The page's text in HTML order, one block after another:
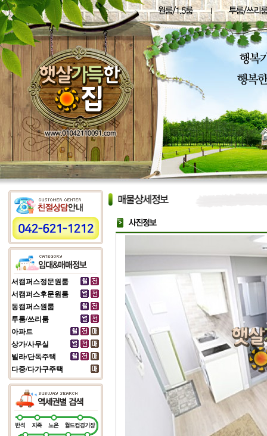
서캠퍼스정문원룸
서캠퍼스후문원룸
동캠퍼스원룸
투룸/쓰리룸
아파트
상가/사무실
빌라/단독주택
다중/다가구주택